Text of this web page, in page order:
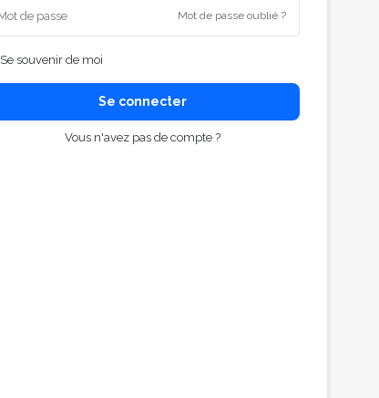
Mot de passe oublié ?
Se souvenir de moi
Se connecter
Vous n'avez pas de compte ?